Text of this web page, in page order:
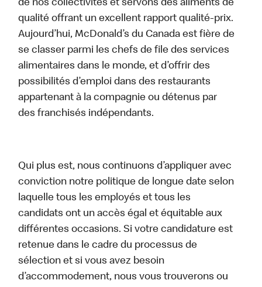
de nos collectivités et servons des aliments de
qualité offrant un excellent rapport qualité-prix.
Aujourd’hui, McDonald’s du Canada est fière de
se classer parmi les chefs de file des services
alimentaires dans le monde, et d’offrir des
possibilités d’emploi dans des restaurants
appartenant à la compagnie ou détenus par
des franchisés indépendants.
Qui plus est, nous continuons d’appliquer avec
conviction notre politique de longue date selon
laquelle tous les employés et tous les
candidats ont un accès égal et équitable aux
différentes occasions. Si votre candidature est
retenue dans le cadre du processus de
sélection et si vous avez besoin
d’accommodement, nous vous trouverons ou